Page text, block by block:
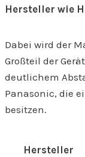
Hersteller wie
Dabei wird der
Großteil der
deutlichem
Panasonic, die
besitzen.
Hersteller